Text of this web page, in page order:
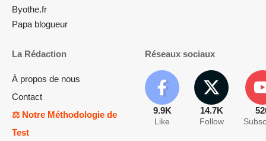
Byothe.fr
Papa blogueur
La Rédaction
À propos de nous
Contact
⚖️ Notre Méthodologie de
Test
Réseaux sociaux
9.9K
Like
14.7K
Follow